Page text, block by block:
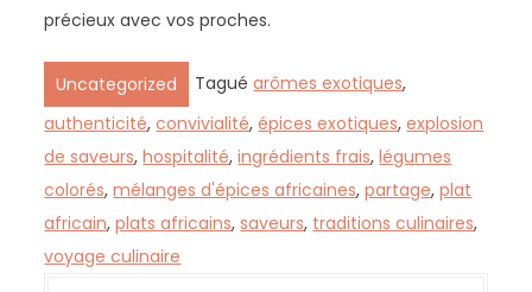
précieux avec vos proches.
Uncategorized Taguéarômes exotiques,
authenticité,convivialité,épices exotiques,explosion
de saveurs,hospitalité,ingrédients frais,légumes
colorés,mélanges d'épices africaines,partage,plat
africain,plats africains,saveurs, traditions culinaires,
voyage culinaire